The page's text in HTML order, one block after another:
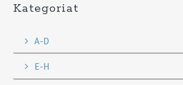
Kategoriat
A-D
E-H